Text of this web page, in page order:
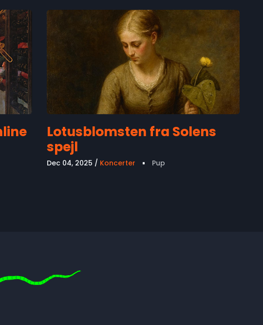
Lotusblomsten fra Solens
spejl
Dec 04, 2025 Koncerter Pup